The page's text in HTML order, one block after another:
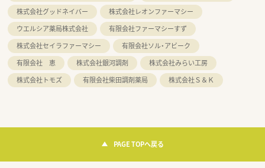
株式会社グッドネイバー
株式会社レオンファーマシー
ウエルシア薬局株式会社
有限会社ファーマシーすず
株式会社セイラファーマシー
有限会社ソル・アビーク
有限会社 恵
株式会社銀河調剤
株式会社みらい工房
株式会社トモズ
有限会社柴田調剤薬局 株式会社Ｓ＆Ｋ
PAGE TOPへ戻る